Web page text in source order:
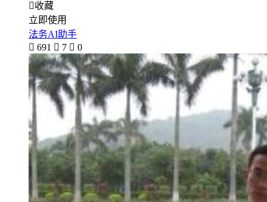
收藏
立即使用
法务AI助手
 691  7  0